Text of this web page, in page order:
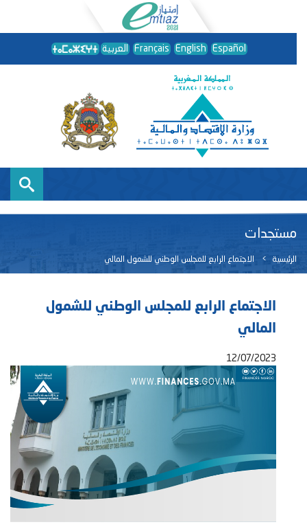
العربية Français English Español
مستجدات
الرئيسية الاجتماع الرابع للمجلس الوطني للشمول المالي
الاجتماع الرابع للمجلس الوطني للشمول
المالي
12/07/2023